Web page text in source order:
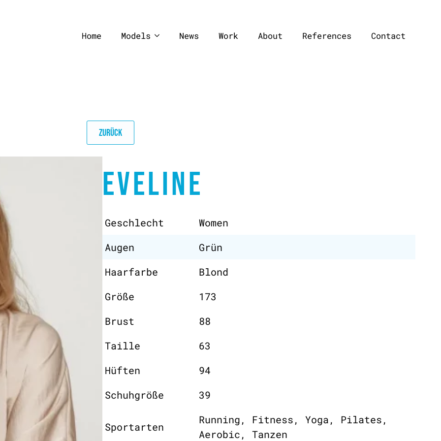
Home Models News Work About References Contact
ZURÜCK
EVELINE
Geschlecht
Women
Augen
Grün
Haarfarbe
Blond
Größe
173
Brust
88
Taille
63
Hüften
94
Schuhgröße
39
Sportarten
Running, Fitness, Yoga, Pilates,
Aerobic, Tanzen